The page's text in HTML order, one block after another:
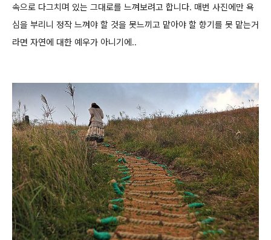
속으로 다그치며 있는 그대로를 느껴보려고 합니다. 매번 사진에만 욕
심을 부리니 정작 느껴야 할 것을 못느끼고 맡아야 할 향기를 못 맡는거
라면 자연에 대한 예우가 아니기에..